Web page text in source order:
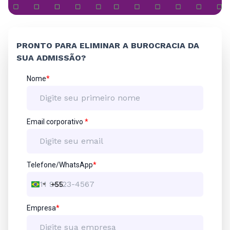
PRONTO PARA ELIMINAR A BUROCRACIA DA
SUA ADMISSÃO?
Nome*
Email corporativo *
Telefone/WhatsApp*
Brazil+55
Empresa*